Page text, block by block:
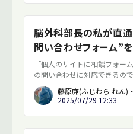
脳外科部長の私が直
問い合わせフォーム”
イトに開いた理由──
取り残されない治療」
「個人のサイトに相談フォー
の問い合わせに対応できるの
人情報を取り扱う自覚はあり
設したのは2024年6月のこと
後に気軽に相談ができるよう
ムの設置を計画していました
のこのような問いに自信をも
2025/07/29 12:33